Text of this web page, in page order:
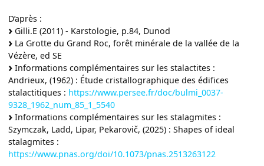
D’après :
Gilli.E (2011) - Karstologie, p.84, Dunod
La Grotte du Grand Roc, forêt minérale de la vallée de la
Vézère, ed SE
Informations complémentaires sur les stalactites :
Andrieux, (1962) : Étude cristallographique des édifices
stalactitiques : https://www.persee.fr/doc/bulmi_0037-
9328_1962_num_85_1_5540
Informations complémentaires sur les stalagmites :
Szymczak, Ladd, Lipar, Pekarovič, (2025) : Shapes of ideal
stalagmites :
https://www.pnas.org/doi/10.1073/pnas.2513263122